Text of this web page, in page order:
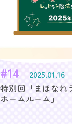
#14
2025.01.16
特別回「まほなれ
ホームルーム」